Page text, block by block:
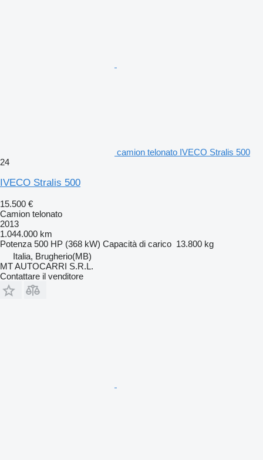
camion telonato IVECO Stralis 500
24
IVECO Stralis 500
15.500 €
Camion telonato
2013
1.044.000 km
Potenza 500 HP (368 kW) Capacità di carico 13.800 kg
Italia, Brugherio(MB)
MT AUTOCARRI S.R.L.
Contattare il venditore